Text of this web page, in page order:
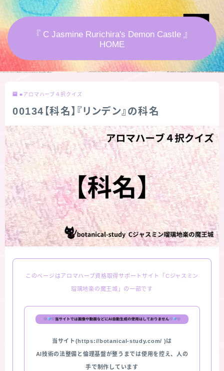
アロマハーブアンケート
おすすめ商品＆レビュー
★スペシャルアロマハーブ４択クイズ (kindle出
お問い合わせ
サイトマップ
『 C Jasmine Rurichira's Demon Castle 』
HOME
■アロマハーブ４択クイズ
00134【科名】『リンデン』の科名
このページはアロマハーブ資格取得サポートサイト「Cジャスミン
瑠璃地楽の魔王城」の一部です
当サイト(https://botanical-study.com/ )は
AI技術の法整備と倫理基盤が整うまでは使用を控え、人の
手で制作しています